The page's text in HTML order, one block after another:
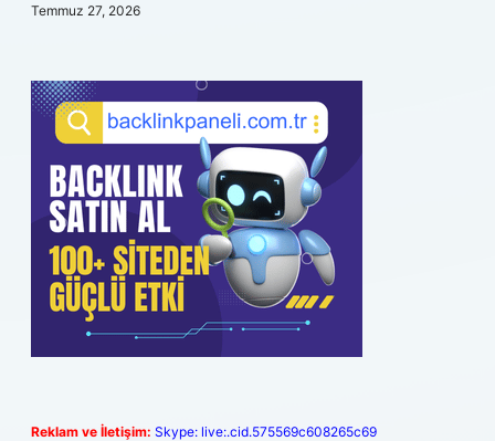
Temmuz 27, 2026
Reklam ve İletişim: Skype: live:.cid.575569c608265c69